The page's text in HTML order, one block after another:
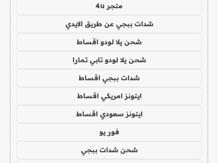
متجر 4u
شدات ببجي عن طريق الايدي
شحن يلا لودو اقساط
شحن يلا لودو تابي تمارا
شدات ببجي اقساط
ايتونز امريكي اقساط
ايتونز سعودي اقساط
فور يو
شحن شدات ببجي